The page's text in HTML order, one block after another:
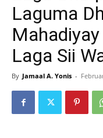
Laguma
Laga Sii
By Jamaal A. Yonis -